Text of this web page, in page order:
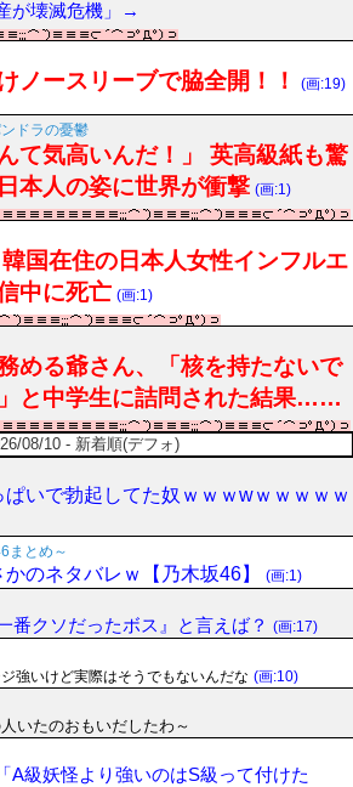
が壊滅危機」→
ースリーブで脇全開！！ (画:19)
ドラの憂鬱
て気高いんだ！」 英高級紙も驚
本人の姿に世界が衝撃 (画:1)
韓国在住の日本人女性インフルエ
中に死亡 (画:1)
める爺さん、「核を持たないで
と中学生に詰問された結果……
08/10 - 新着順(デフォ)
ぱいで勃起してた奴ｗｗｗwｗｗｗｗｗ
まとめ～
のネタバレｗ【乃木坂46】
(画:1)
番クソだったボス』と言えば？ (画:17)
強いけど実際はそうでもないんだな (画:10)
いたのおもいだしたわ～
A級妖怪より強いのはS級って付けた